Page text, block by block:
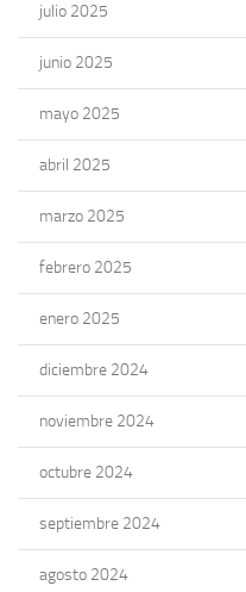
julio 2025
junio 2025
mayo 2025
abril 2025
marzo 2025
febrero 2025
enero 2025
diciembre 2024
noviembre 2024
octubre 2024
septiembre 2024
agosto 2024